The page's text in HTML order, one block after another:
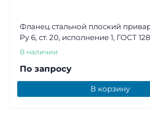
Фланец стальной плоский
Ру 6, ст. 20, исполнение 1, ГОСТ
В наличии
По запросу
В корзину